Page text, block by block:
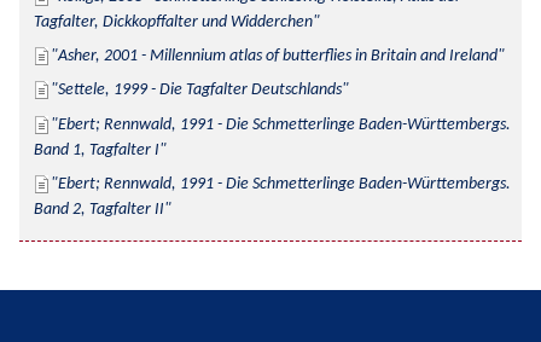
Tagfalter, Dickkopffalter und Widderchen
Asher, 2001 - Millennium atlas of butterflies in Britain and Ireland
Settele, 1999 - Die Tagfalter Deutschlands
Ebert; Rennwald, 1991 - Die Schmetterlinge Baden-Württembergs.
Band 1, Tagfalter I
Ebert; Rennwald, 1991 - Die Schmetterlinge Baden-Württembergs.
Band 2, Tagfalter II